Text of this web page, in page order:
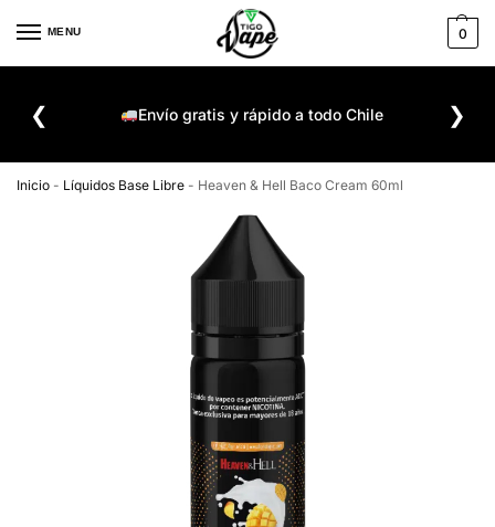
MENU 0
❮ Envío gratis y rápido a todo Chile ❯
Inicio - Líquidos Base Libre - Heaven & Hell Baco Cream 60ml